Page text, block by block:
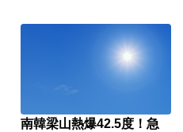
南韓梁山熱爆42.5度！急